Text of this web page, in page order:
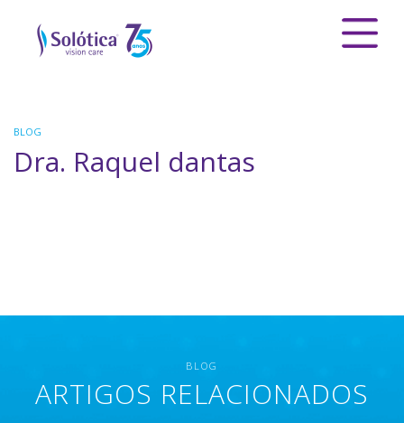
BLOG
Dra. Raquel dantas
BLOG
ARTIGOS RELACIONADOS